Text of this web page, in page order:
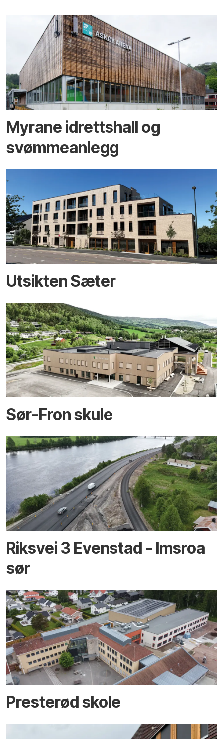
Myrane idrettshall og
svømmeanlegg
Utsikten Sæter
Sør-Fron skule
Riksvei 3 Evenstad - Imsroa
sør
Presterød skole